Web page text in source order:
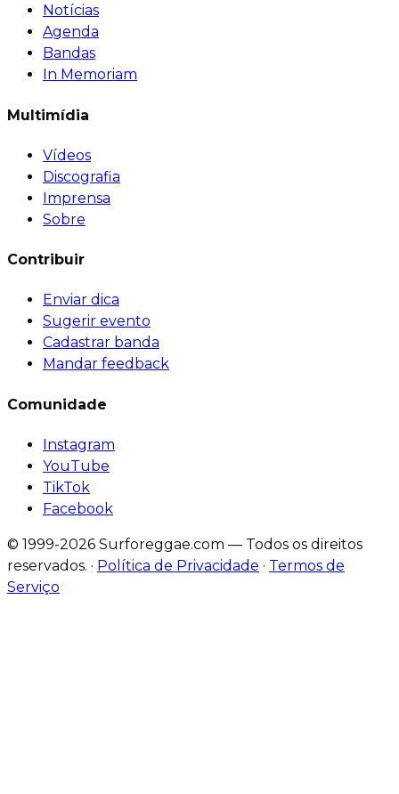
Notícias
Agenda
Bandas
In Memoriam
Multimídia
Vídeos
Discografia
Imprensa
Sobre
Contribuir
Enviar dica
Sugerir evento
Cadastrar banda
Mandar feedback
Comunidade
Instagram
YouTube
TikTok
Facebook
© 1999-2026 Surforeggae.com — Todos os direitos
reservados. · Política de Privacidade · Termos de
Serviço